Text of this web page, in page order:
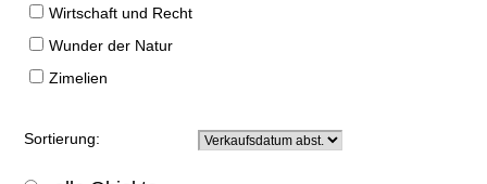
Wirtschaft und Recht
Wunder der Natur
Zimelien
Sortierung: